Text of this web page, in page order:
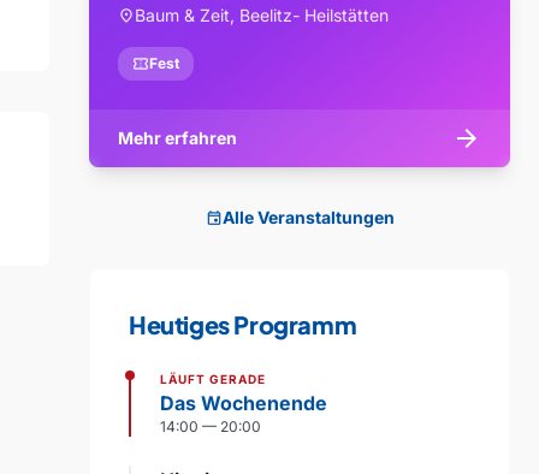
location_onBaum & Zeit, Beelitz- Heilstätten
confirmation_numberFest
Mehr erfahren arrow_forward
eventAlle Veranstaltungen
Heutiges Programm
LÄUFT GERADE
Das Wochenende
14:00 — 20:00